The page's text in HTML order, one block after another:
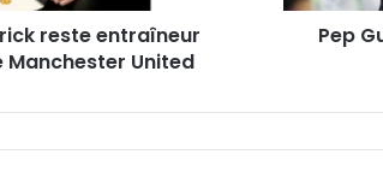
reste entraîneur
Manchester United
Pep